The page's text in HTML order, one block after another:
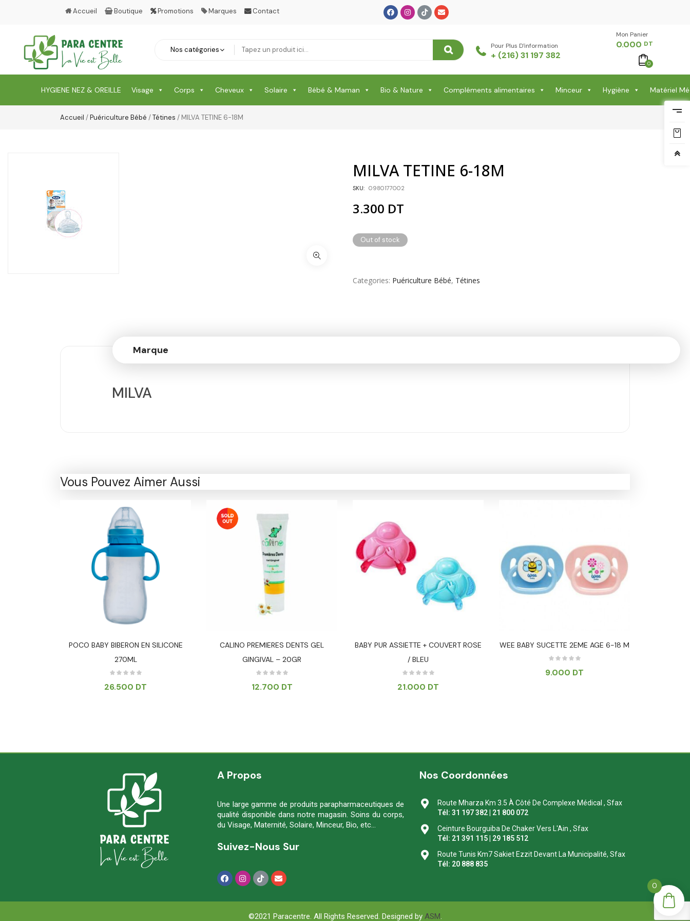
Accueil Boutique Promotions Marques Contact
Pour Plus D'information
+ (216) 31 197 382
Mon Panier -
0.000 DT
0
HYGIENE NEZ & OREILLE Visage Corps Cheveux Solaire Bébé & Maman Bio & Nature Compléments alimentaires Minceur Hygiène Matériel
Accueil /Puériculture Bébé /Tétines / MILVA TETINE 6-18M
MILVA TETINE 6-18M
SKU: 0980177002
3.300 DT
Out of stock
Categories Puériculture Bébé, Tétines
Marque
MILVA
Vous Pouvez Aimer Aussi
POCO BABY BIBERON EN SILICONE
270ML
26.500 DT
CALINO PREMIERES DENTS GEL
GINGIVAL – 20GR
12.700 DT
BABY PUR ASSIETTE + COUVERT ROSE
/ BLEU
21.000 DT
WEE BABY SUCETTE 2EME AGE 6-18 M
9.000 DT
A Propos
Une large gamme de produits parapharmaceutiques de
qualité disponible dans notre magasin. Soins du corps,
du Visage, Maternité, Solaire, Minceur, Bio, etc…
Suivez-Nous Sur
Nos Coordonnées
Route Mharza Km 3.5 À Côté De Complexe Médical , Sfax
Tél: 31 197 382 | 21 800 072
Ceinture Bourguiba De Chaker Vers L'Ain , Sfax
Tél: 21 391 115 | 29 185 512
Route Tunis Km7 Sakiet Ezzit Devant La Municipalité, Sfax
Tél: 20 888 835
©2021 Paracentre. All Rights Reserved. Designed by ASM.
Peau Sèche Et Déshydratée
Plaisirs
RHUME & MAUX DE GORGE & DOULEURS
0